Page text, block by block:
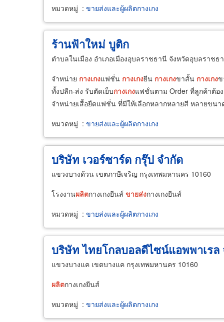
หมวดหมู่ : ขายส่งและผู้ผลิตกางเกง
ร้านฟ้าใหม่ บูติก
ตำบลในเมือง อำเภอเมืองอุบลราชธานี จังหวัดอุบลราชธ
จำหน่าย กางเกงแฟชั่น กางเกงยีน กางเกงขาสั้น กางเกง
ทั้งปลีก-ส่ง รับตัดเย็บกางเกงแฟชั่นตาม Order ที่ลูกค้าต้อ
จำหน่ายเสื้อยืดแฟชั่น ที่มีให้เลือกหลากหลายสี หลายขน
หมวดหมู่ : ขายส่งและผู้ผลิตกางเกง
บริษัท เวอร์ซาร์ด กรุ๊ป จำกัด
แขวงบางด้วน เขตภาษีเจริญ กรุงเทพมหานคร 10160
โรงงานผลิตกางเกงยีนส์ ขายส่งกางเกงยีนส์
หมวดหมู่ : ขายส่งและผู้ผลิตกางเกง
บริษัท ไทยโกลบอลดีไซน์แอพพาเรล
แขวงบางแค เขตบางแค กรุงเทพมหานคร 10160
ผลิตกางเกงยีนส์
หมวดหมู่ : ขายส่งและผู้ผลิตกางเกง